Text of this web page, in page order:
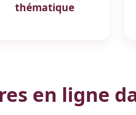
thématique
en ligne